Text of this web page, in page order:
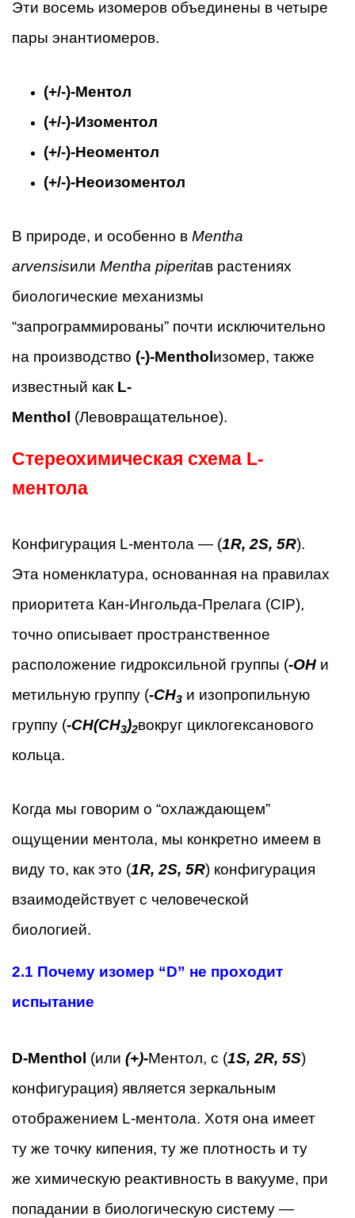
Эти восемь изомеров объединены в четыре
пары энантиомеров.
(+/-)-Ментол
(+/-)-Изоментол
(+/-)-Неоментол
(+/-)-Неоизоментол
В природе, и особенно в Mentha
arvensisили Mentha piperitaв растениях
биологические механизмы
“запрограммированы” почти исключительно
на производство (-)-Mentholизомер, также
известный как L-
Menthol (Левовращательное).
Стереохимическая схема L-
ментола
Конфигурация L-ментола — (1R, 2S, 5R).
Эта номенклатура, основанная на правилах
приоритета Кан-Ингольда-Прелага (CIP),
точно описывает пространственное
расположение гидроксильной группы (-OH и
метильную группу (-CH3 и изопропильную
группу (-CH(CH3)2вокруг циклогексанового
кольца.
Когда мы говорим о “охлаждающем”
ощущении ментола, мы конкретно имеем в
виду то, как это (1R, 2S, 5R) конфигурация
взаимодействует с человеческой
биологией.
2.1 Почему изомер “D” не проходит
испытание
D-Menthol (или (+)-Ментол, с (1S, 2R, 5S)
конфигурация) является зеркальным
отображением L-ментола. Хотя она имеет
ту же точку кипения, ту же плотность и ту
же химическую реактивность в вакууме, при
попадании в биологическую систему —